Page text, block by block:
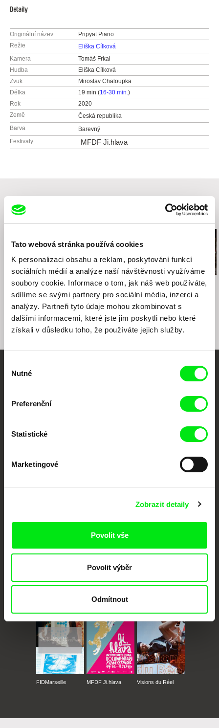
Tato webová stránka používá cookies
K personalizaci obsahu a reklam, poskytování funkcí
sociálních médií a analýze naší návštěvnosti využíváme
soubory cookie. Informace o tom, jak náš web používáte,
sdílíme se svými partnery pro sociální média, inzerci a
analýzy. Partneři tyto údaje mohou zkombinovat s
dalšími informacemi, které jste jim poskytli nebo které
získali v důsledku toho, že používáte jejich služby.
souhlasu
Nutné
Preferenční
Statistické
Marketingové
Zobrazit detaily
Povolit vše
Povolit výběr
Odmítnout
Detaily
Originální název
Pripyat Piano
Režie
Eliška Cílková
Kamera
Tomáš Frkal
Hudba
Eliška Cílková
Zvuk
Miroslav Chaloupka
Délka
19 min (16-30 min.)
Rok
2020
Země
Česká republika
Barva
Barevný
Festivaly
MFDF Ji.hlava
Související filmy (20)
Peter Krištúfek
Momentky
David Butula
Dunaj vědomí
Marek Šulík
Těžká duše
Portál DAFilms.cz je výsledkem tvůrčí spolupráce 7 klíčových evropských
festivalů dokumentárního filmu sdružených do Doc Alliance. Naším cílem je
Against Gravity
FIDMarseille MFDF Ji.hlava Visions du Réel